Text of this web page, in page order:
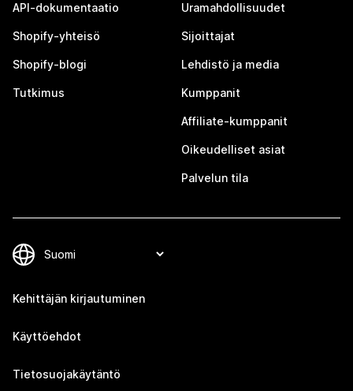
API-dokumentaatio
Shopify-yhteisö
Shopify-blogi
Tutkimus
Uramahdollisuudet
Sijoittajat
Lehdistö ja media
Kumppanit
Affiliate-kumppanit
Oikeudelliset asiat
Palvelun tila
Kehittäjän kirjautuminen
Käyttöehdot
Tietosuojakäytäntö